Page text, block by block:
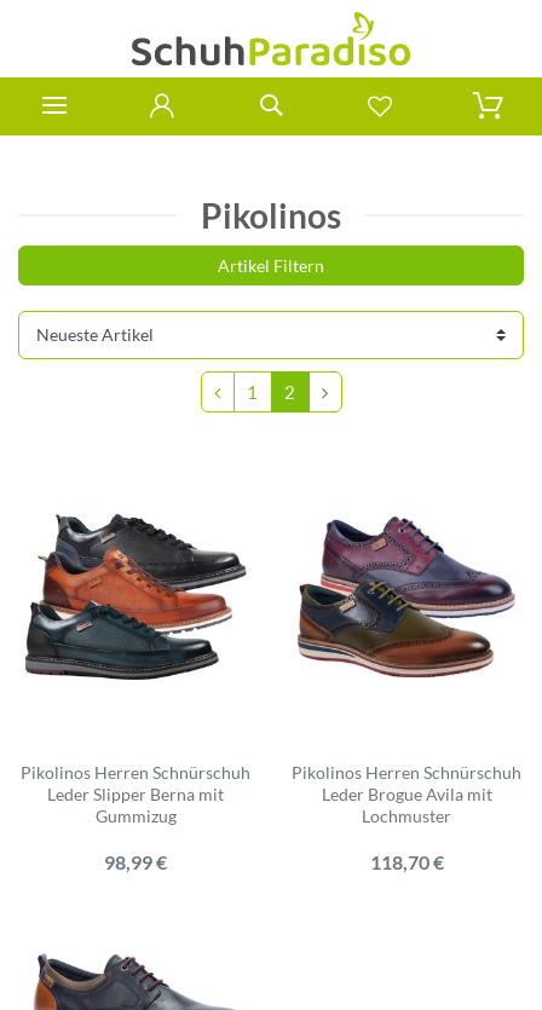
Pikolinos
Artikel Filtern
1 2
Pikolinos Herren Schnürschuh
Leder Slipper Berna mit
Gummizug
98,99 €
Pikolinos Herren Schnürschuh
Leder Brogue Avila mit
Lochmuster
118,70 €